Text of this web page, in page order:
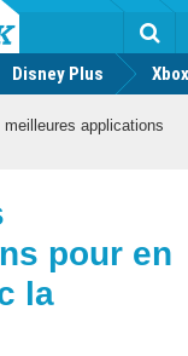
Disney Plus
applications
pour en
la